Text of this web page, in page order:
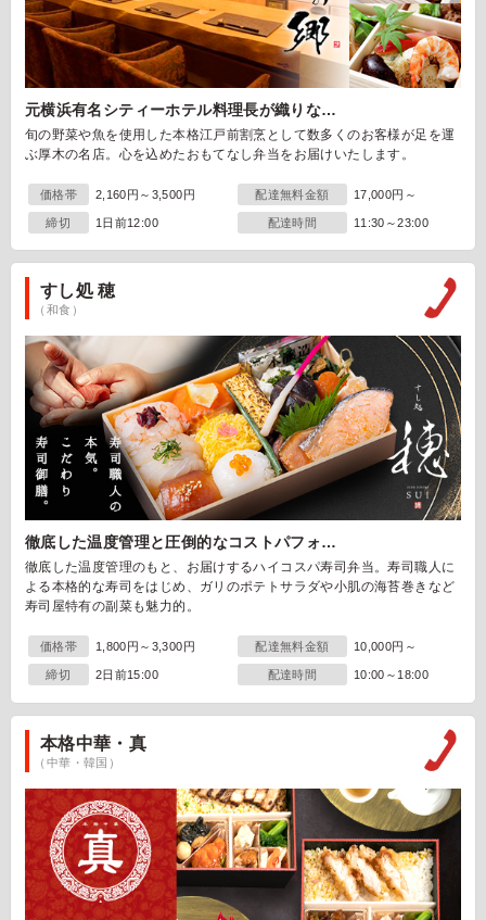
元横浜有名シティーホテル料理長が織りな…
旬の野菜や魚を使用した本格江戸前割烹として数多くのお客様が足を運
ぶ厚木の名店。心を込めたおもてなし弁当をお届けいたします。
価格帯 2,160円～3,500円 配達無料金額 17,000円～
締切 1日前12:00 配達時間 11:30～23:00
すし処 穂
（和食）
徹底した温度管理と圧倒的なコストパフォ…
徹底した温度管理のもと、お届けするハイコスパ寿司弁当。寿司職人に
よる本格的な寿司をはじめ、ガリのポテトサラダや小肌の海苔巻きなど
寿司屋特有の副菜も魅力的。
価格帯 1,800円～3,300円 配達無料金額 10,000円～
締切 2日前15:00 配達時間 10:00～18:00
本格中華・真
（中華・韓国）